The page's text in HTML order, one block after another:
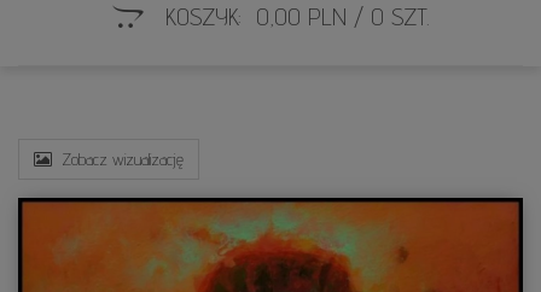
KOSZYK: 0,00 PLN / 0 SZT.
Zobacz wizualizację